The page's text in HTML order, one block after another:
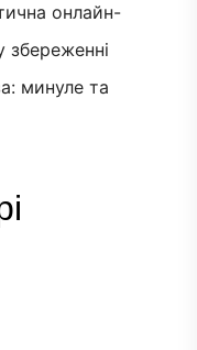
онлайн-
збереженні
минуле та